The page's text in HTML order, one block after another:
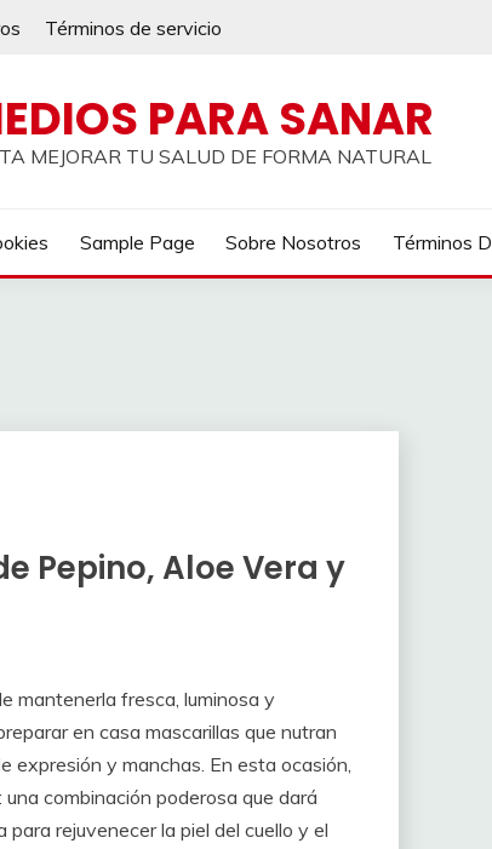
Términos de servicio
PARA SANAR
MEJORAR TU SALUD DE FORMA NATURAL
Sample Page Sobre Nosotros Términos
Pepino, Aloe Vera y
mantenerla fresca, luminosa y
en casa mascarillas que nutran
expresión y manchas. En esta ocasión,
combinación poderosa que dará
rejuvenecer la piel del cuello y el